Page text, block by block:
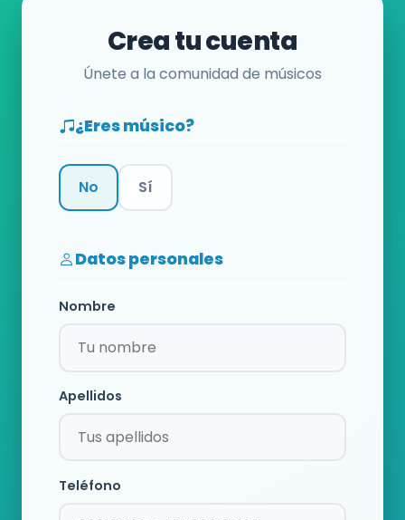
Crea tu cuenta
Únete a la comunidad de músicos
¿Eres músico?
No Sí
Datos personales
Nombre
Apellidos
Teléfono